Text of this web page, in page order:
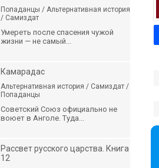
Попаданцы / Альтернативная история
/ Самиздат
Умереть после спасения чужой
жизни — не самый...
Камарадас
Альтернативная история / Самиздат /
Попаданцы
Советский Союз официально не
воюет в Анголе. Туда...
Рассвет русского царства. Книга
12